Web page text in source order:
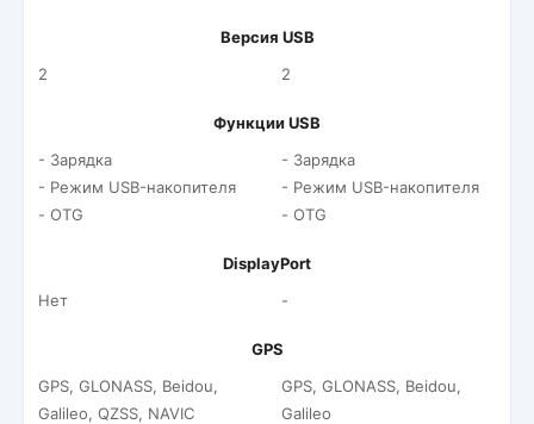
Версия USB
2
2
Функции USB
- Зарядка
- Режим USB-накопителя
- OTG
- Зарядка
- Режим USB-накопителя
- OTG
DisplayPort
Нет
-
GPS
GPS, GLONASS, Beidou,
Galileo, QZSS, NAVIC
GPS, GLONASS, Beidou,
Galileo